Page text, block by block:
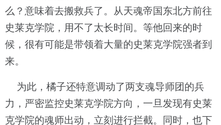
么？意味着去搬救兵了。从天魂帝国东北方前往
史莱克学院，用不了太长时间。等他回来的时
候，很有可能是带领着大量的史莱克学院强者到
来。
为此，橘子还特意调动了两支魂导师团的兵
力，严密监控史莱克学院方向，一旦发现有史莱
克学院的魂师出动，立刻进行拦截。同时，也下